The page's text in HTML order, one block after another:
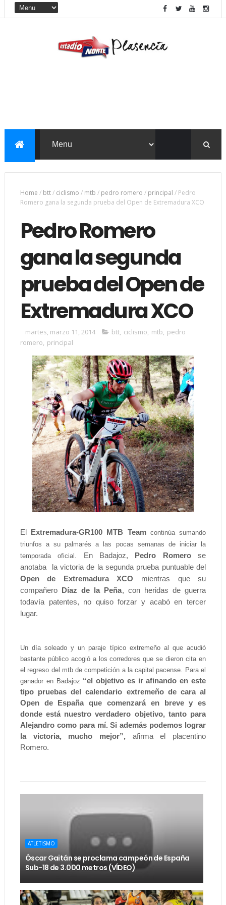
Home / btt/ ciclismo / mtb / pedro romero / principal / Pedro
Romero gana la segunda prueba del Open de Extremadura XCO
Pedro Romero
gana la segunda
prueba del Open de
Extremadura XCO
martes, marzo 11, 2014 btt, ciclismo, mtb, pedro
romero, principal
El Extremadura-GR100 MTB Teamcontinúa sumando
triunfos a su palmarés a las pocas semanas de iniciar la
temporada oficial.
En Badajoz, Pedro Romerose
anotaba
la victoria de la segunda prueba puntuable del
Open de Extremadura XCO mientras que su
compañero
Díaz de la Peña, con heridas de guerra
todavía patentes, no quiso forzar y acabó en tercer
lugar.
Un día soleado y un paraje típico extremeño al que acudió
bastante público acogió a los corredores que se dieron cita en
el regreso del mtb de competición a la capital pacense. Para el
ganador en Badajoz “el objetivo es ir afinando en este
tipo pruebas del calendario extremeño de cara al
Open de España que comenzará en breve y es
donde está nuestro verdadero objetivo, tanto para
Alejandro como para mí. Si además podemos lograr
la victoria, mucho mejor”, afirma el placentino
Romero.
ATLETISMO
Óscar Gaitán se proclama campeón de España
Sub-18 de 3.000 metros (VÍDEO)